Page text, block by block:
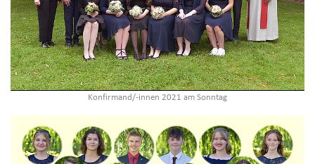
Konfirmand/-innen 2021 am Sonntag